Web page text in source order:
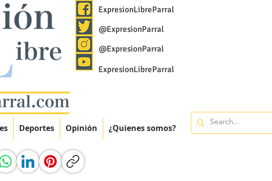
ExpresionLibreParral
@ExpresionParral
@ExpresionParral
ExpresionLibreParral
Deportes Opinión ¿Quienes somos?